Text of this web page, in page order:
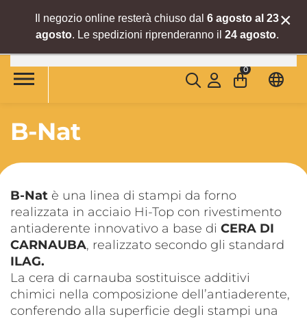
Skip to main content
0
B-Nat
B-Nat è una linea di stampi da forno
realizzata in acciaio Hi-Top con rivestimento
antiaderente innovativo a base di CERA DI
CARNAUBA, realizzato secondo gli standard
ILAG.
La cera di carnauba sostituisce additivi
chimici nella composizione dell’antiaderente,
conferendo alla superficie degli stampi una
×
Il negozio online resterà chiuso dal 6 agosto al 23
agosto. Le spedizioni riprenderanno il 24 agosto.